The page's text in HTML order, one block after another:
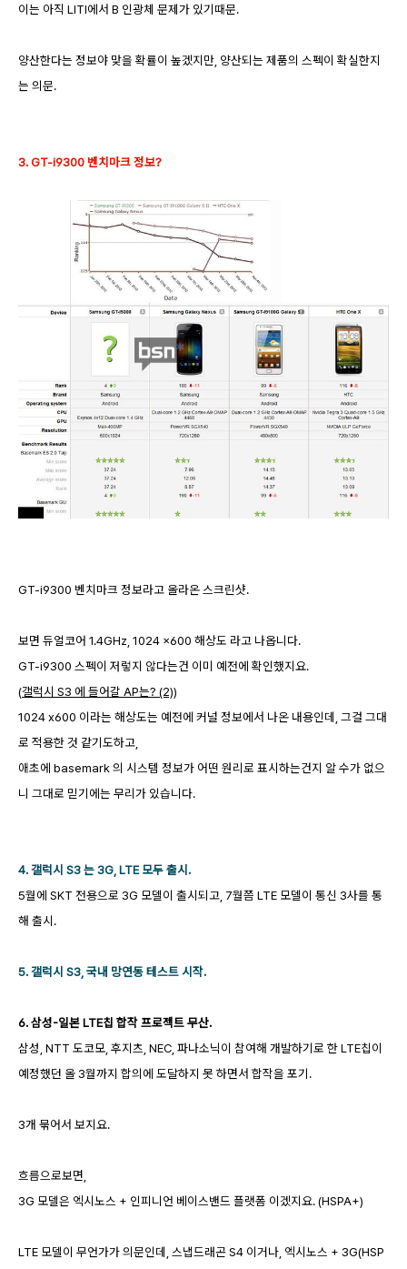
이는 아직 LITI에서 B 인광체 문제가 있기때문.
양산한다는 정보야 맞을 확률이 높겠지만, 양산되는 제품의 스펙이 확실한지
는 의문.
3. GT-i9300 벤치마크 정보?
GT-i9300 벤치마크 정보라고 올라온 스크린샷.
보면 듀얼코어 1.4GHz, 1024 x600 해상도 라고 나옵니다.
GT-i9300 스펙이 저렇지 않다는건 이미 예전에 확인했지요.
(갤럭시 S3 에 들어갈 AP는? (2))
1024 x600 이라는 해상도는 예전에 커널 정보에서 나온 내용인데, 그걸 그대
로 적용한 것 같기도하고,
애초에 basemark 의 시스템 정보가 어떤 원리로 표시하는건지 알 수가 없으
니 그대로 믿기에는 무리가 있습니다.
4. 갤럭시 S3 는 3G, LTE 모두 출시.
5월에 SKT 전용으로 3G 모델이 출시되고, 7월쯤 LTE 모델이 통신 3사를 통
해 출시.
5. 갤럭시 S3, 국내 망연동 테스트 시작.
6. 삼성-일본 LTE칩 합작 프로젝트 무산.
삼성, NTT 도코모, 후지츠, NEC, 파나소닉이 참여해 개발하기로 한 LTE칩이
예정했던 올 3월까지 합의에 도달하지 못 하면서 합작을 포기.
3개 묶어서 보지요.
흐름으로보면,
3G 모델은 엑시노스 + 인피니언 베이스밴드 플랫폼 이겠지요. (HSPA+)
LTE 모델이 무언가가 의문인데, 스냅드래곤 S4 이거나, 엑시노스 + 3G(HSP